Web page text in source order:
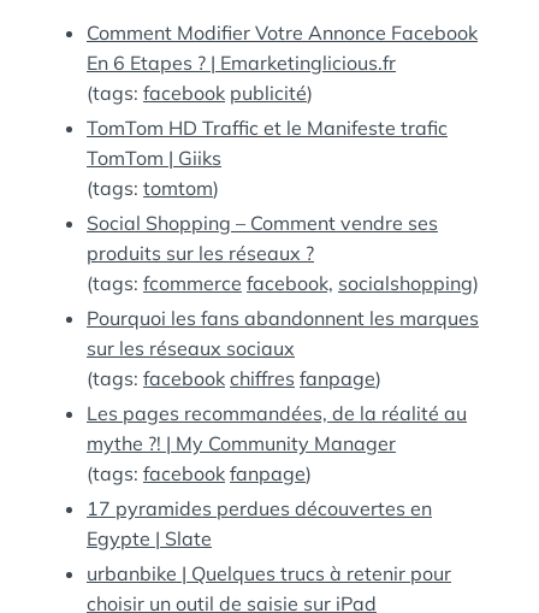
Comment Modifier Votre Annonce Facebook
En 6 Etapes ? | Emarketinglicious.fr
(tags: facebook publicité)
TomTom HD Traffic et le Manifeste trafic
TomTom | Giiks
(tags: tomtom)
Social Shopping – Comment vendre ses
produits sur les réseaux ?
(tags: fcommerce facebook, socialshopping)
Pourquoi les fans abandonnent les marques
sur les réseaux sociaux
(tags: facebook chiffres fanpage)
Les pages recommandées, de la réalité au
mythe ?! | My Community Manager
(tags: facebook fanpage)
17 pyramides perdues découvertes en
Egypte | Slate
urbanbike | Quelques trucs à retenir pour
choisir un outil de saisie sur iPad